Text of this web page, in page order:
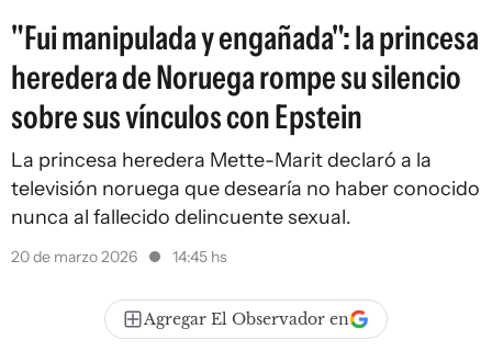
"Fui manipulada y engañada": la princesa
heredera de Noruega rompe su silencio
sobre sus vínculos con Epstein
La princesa heredera Mette-Marit declaró a la
televisión noruega que desearía no haber conocido
nunca al fallecido delincuente sexual.
20 de marzo 2026 14:45 hs
Agregar El Observador en